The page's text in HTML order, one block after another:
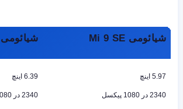
شیائومی Mi 9 SE شیائومی Mi 9
5.97 اینچ
2340 در 1080 پیکسل
6.39 اینچ
2340 در 1080 پیکسل